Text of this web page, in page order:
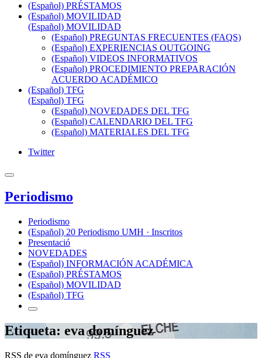
(Español) PRÉSTAMOS
(Español) MOVILIDAD
(Español) MOVILIDAD
(Español) PREGUNTAS FRECUENTES (FAQS)
(Español) EXPERIENCIAS OUTGOING
(Español) VIDEOS INFORMATIVOS
(Español) PROCEDIMIENTO PREPARACIÓN
ACUERDO ACADÉMICO
(Español) TFG
(Español) TFG
(Español) NOVEDADES DEL TFG
(Español) CALENDARIO DEL TFG
(Español) MATERIALES DEL TFG
Twitter
Periodismo
Periodismo
(Español) 20 Periodismo UMH · Inscritos
Presentació
NOVEDADES
(Español) INFORMACIÓN ACADÉMICA
(Español) PRÉSTAMOS
(Español) MOVILIDAD
(Español) TFG
Etiqueta: eva domínguez
RSS de eva domínguez RSS